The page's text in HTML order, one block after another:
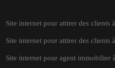
Site internet pour attirer des clients
Site internet pour attirer des clients
Site internet pour agent immobilier